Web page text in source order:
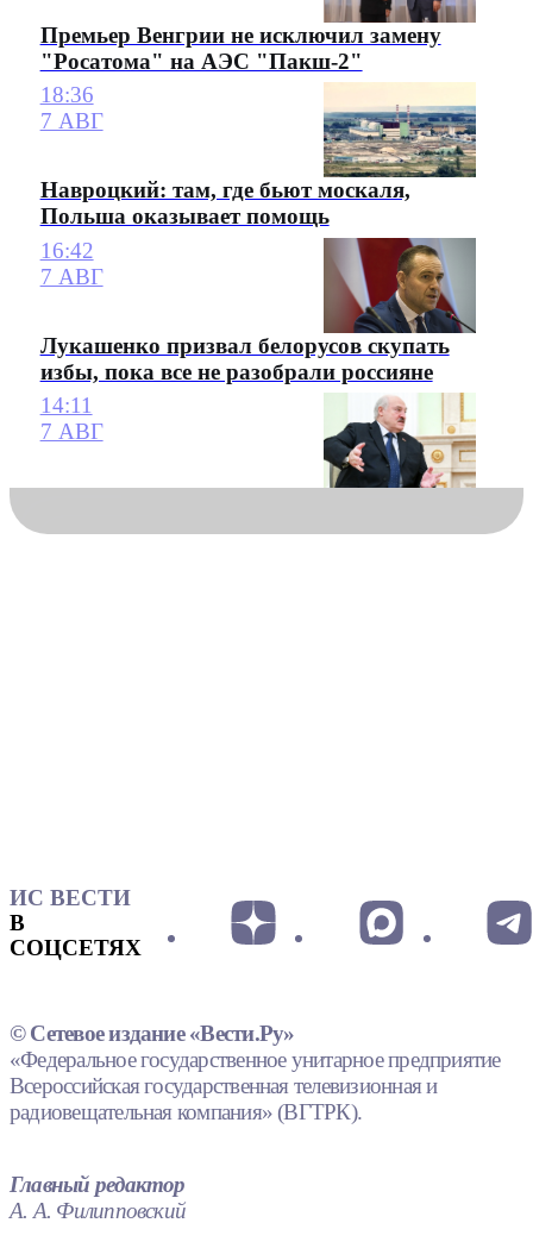
Премьер Венгрии не исключил замену
"Росатома" на АЭС "Пакш-2"
18:36
7 АВГ
Навроцкий: там, где бьют москаля,
Польша оказывает помощь
16:42
7 АВГ
Лукашенко призвал белорусов скупать
избы, пока все не разобрали россияне
14:11
7 АВГ
ИС ВЕСТИ
В
СОЦСЕТЯХ
© Сетевое издание «Вести.Ру»
«Федеральное государственное унитарное предприятие
Всероссийская государственная телевизионная и
радиовещательная компания» (ВГТРК).
Главный редактор
А. А. Филипповский